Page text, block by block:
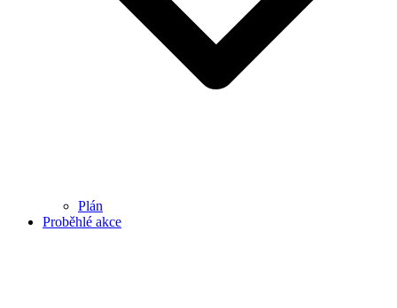
Plán
Proběhlé akce